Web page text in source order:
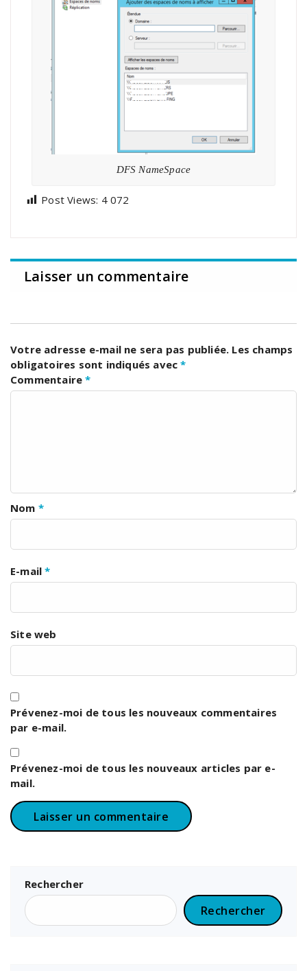
DFS NameSpace
Post Views: 4 072
Laisser un commentaire
Votre adresse e-mail ne sera pas publiée. Les champs
obligatoires sont indiqués avec*
Commentaire*
Nom *
E-mail*
Site web
Prévenez-moi de tous les nouveaux commentaires
par e-mail.
Prévenez-moi de tous les nouveaux articles par e-
mail.
Rechercher
Rechercher